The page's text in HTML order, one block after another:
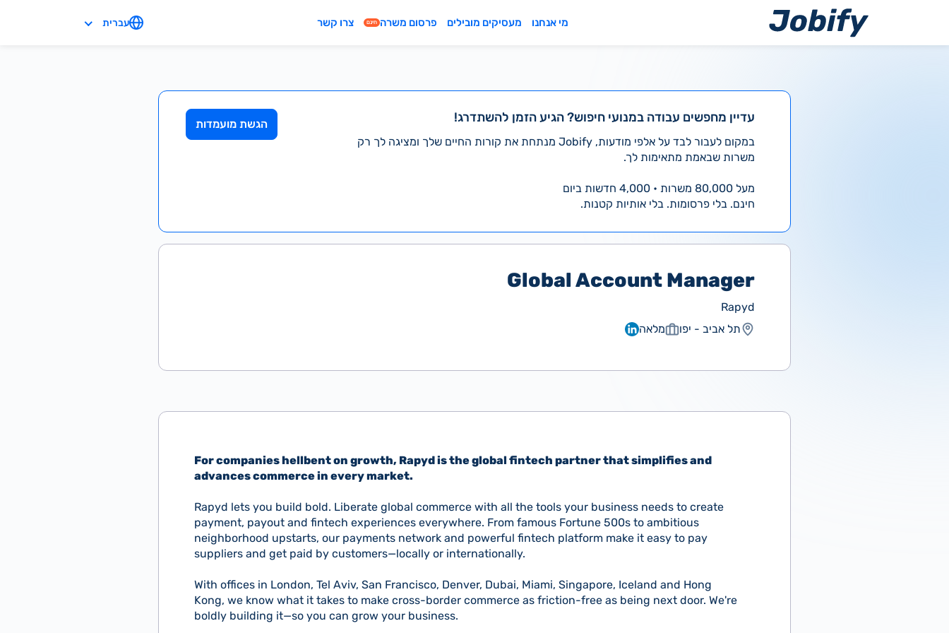
מי אנחנו מעסיקים מובילים פרסום משרה חינם צרו קשר עברית
עדיין מחפשים עבודה במנועי חיפוש? הגיע הזמן להשתדרג!
במקום לעבור לבד על אלפי מודעות, Jobify מנתחת את קורות החיים שלך ומציגה לך רק
משרות שבאמת מתאימות לך.
מעל 80,000 משרות • 4,000 חדשות ביום
חינם. בלי פרסומות. בלי אותיות קטנות.
הגשת מועמדות
Global Account Manager
Rapyd
תל אביב - יפו
מלאה
For companies hellbent on growth, Rapyd is the global fintech partner that simplifies and
advances commerce in every market.
Rapyd lets you build bold. Liberate global commerce with all the tools your business needs to create
payment, payout and fintech experiences everywhere. From famous Fortune 500s to ambitious
neighborhood upstarts, our payments network and powerful fintech platform make it easy to pay
suppliers and get paid by customers—locally or internationally.
With offices in London, Tel Aviv, San Francisco, Denver, Dubai, Miami, Singapore, Iceland and Hong
Kong, we know what it takes to make cross-border commerce as friction-free as being next door. We're
boldly building it—so you can grow your business.